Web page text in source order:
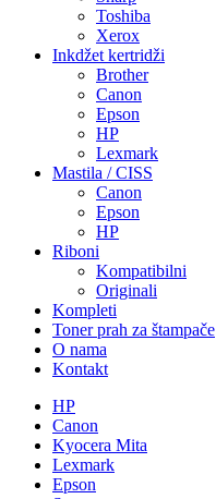
Toshiba
Xerox
Inkdžet kertridži
Brother
Canon
Epson
HP
Lexmark
Mastila / CISS
Canon
Epson
HP
Riboni
Kompatibilni
Originali
Kompleti
Toner prah za štampače
O nama
Kontakt
HP
Canon
Kyocera Mita
Lexmark
Epson